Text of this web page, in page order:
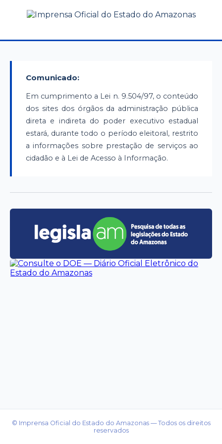
Comunicado:
Em cumprimento a Lei n. 9.504/97, o conteúdo
dos sites dos órgãos da administração pública
direta e indireta do poder executivo estadual
estará, durante todo o período eleitoral, restrito
a informações sobre prestação de serviços ao
cidadão e à Lei de Acesso à Informação.
© Imprensa Oficial do Estado do Amazonas — Todos os direitos
reservados